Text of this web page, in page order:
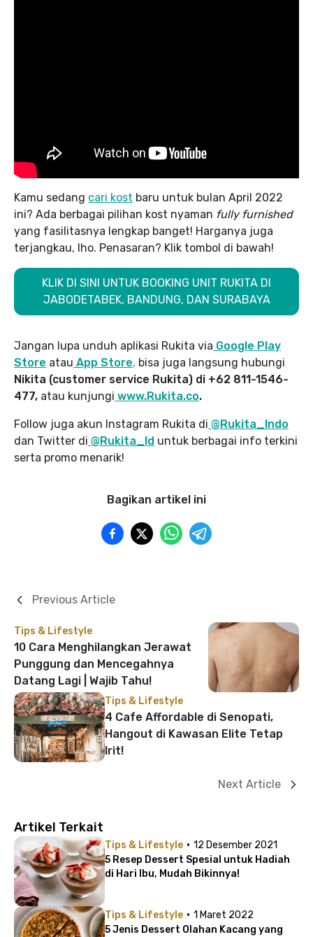
Kamu sedang cari kost baru untuk bulan April 2022
ini? Ada berbagai pilihan kost nyaman fully furnished
yang fasilitasnya lengkap banget! Harganya juga
terjangkau, lho. Penasaran? Klik tombol di bawah!
KLIK DI SINI UNTUK BOOKING UNIT RUKITA DI
JABODETABEK, BANDUNG, DAN SURABAYA
Jangan lupa unduh aplikasi Rukita via Google Play
Store atau App Store, bisa juga langsung hubungi
Nikita (customer service Rukita) di +62 811-1546-
477, atau kunjungi www.Rukita.co.
Follow juga akun Instagram Rukita di @Rukita_Indo
dan Twitter di @Rukita_Id untuk berbagai info terkini
serta promo menarik!
Bagikan artikel ini
Tips & Lifestyle
10 Cara Menghilangkan Jerawat
Punggung dan Mencegahnya
Datang Lagi | Wajib Tahu!
Previous Article
Tips & Lifestyle
4 Cafe Affordable di Senopati,
Hangout di Kawasan Elite Tetap
Irit!
Next Article
Artikel Terkait
Tips & Lifestyle · 12 Desember 2021
5 Resep Dessert Spesial untuk Hadiah
di Hari Ibu, Mudah Bikinnya!
Tips & Lifestyle · 1 Maret 2022
5 Jenis Dessert Olahan Kacang yang